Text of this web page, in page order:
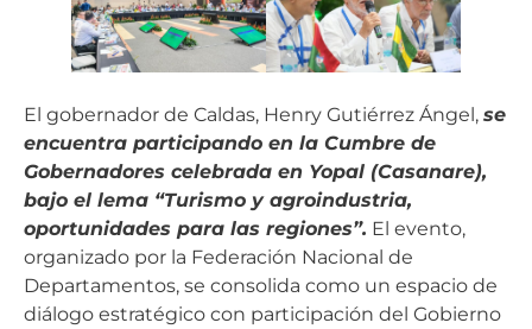
El gobernador de Caldas, Henry Gutiérrez Ángel, se
encuentra participando en la Cumbre de
Gobernadores celebrada en Yopal (Casanare),
bajo el lema “Turismo y agroindustria,
oportunidades para las regiones”. El evento,
organizado por la Federación Nacional de
Departamentos, se consolida como un espacio de
diálogo estratégico con participación del Gobierno